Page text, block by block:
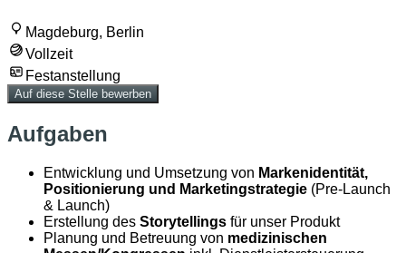
Magdeburg, Berlin
Vollzeit
Festanstellung
Auf diese Stelle bewerben
Aufgaben
Entwicklung und Umsetzung von Markenidentität,
Positionierung und Marketingstrategie (Pre-Launch
& Launch)
Erstellung des Storytellings für unser Produkt
Planung und Betreuung von medizinischen